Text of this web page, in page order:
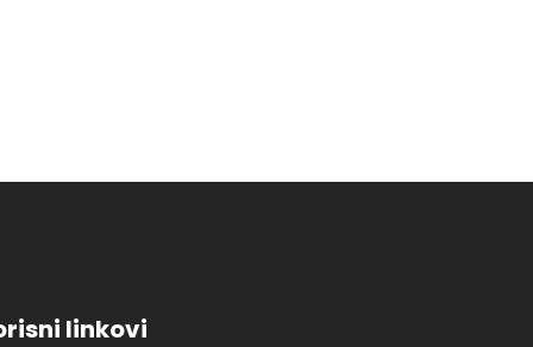
linkovi